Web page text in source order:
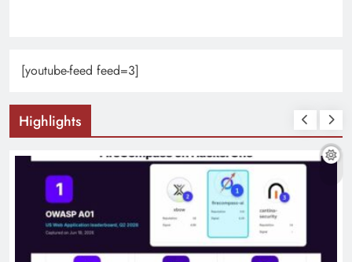
[youtube-feed feed=3]
Highlights